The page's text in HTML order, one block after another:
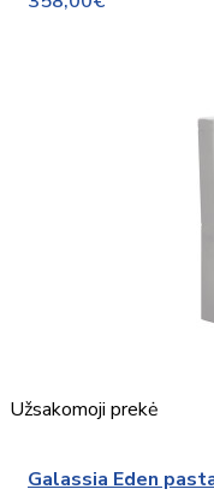
Užsakomoji prekė
Galassia Eden